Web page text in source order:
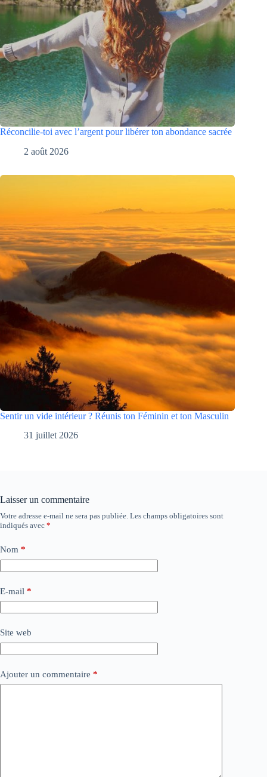
Réconcilie-toi avec l’argent pour libérer ton abondance sacrée
2 août 2026
Sentir un vide intérieur ? Réunis ton Féminin et ton Masculin
31 juillet 2026
Laisser un commentaire
Votre adresse e-mail ne sera pas publiée. Les champs obligatoires sont
indiqués avec *
Nom *
E-mail *
Site web
Ajouter un commentaire *